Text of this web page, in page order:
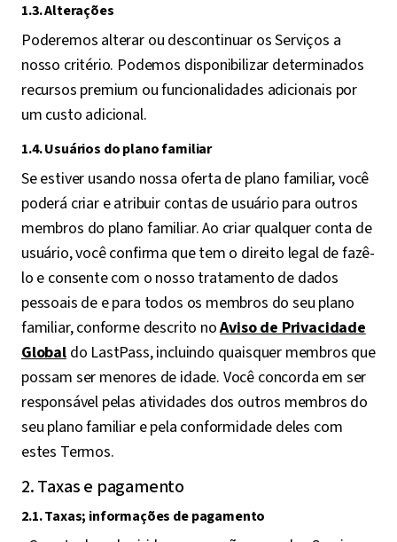
1.3. Alterações
Poderemos alterar ou descontinuar os Serviços a
nosso critério. Podemos disponibilizar determinados
recursos premium ou funcionalidades adicionais por
um custo adicional.
1.4. Usuários do plano familiar
Se estiver usando nossa oferta de plano familiar, você
poderá criar e atribuir contas de usuário para outros
membros do plano familiar. Ao criar qualquer conta de
usuário, você confirma que tem o direito legal de fazê-
lo e consente com o nosso tratamento de dados
pessoais de e para todos os membros do seu plano
familiar, conforme descrito noAviso de Privacidade
Globaldo LastPass, incluindo quaisquer membros que
possam ser menores de idade. Você concorda em ser
responsável pelas atividades dos outros membros do
seu plano familiar e pela conformidade deles com
estes Termos.
2. Taxas e pagamento
2.1. Taxas; informações de pagamento